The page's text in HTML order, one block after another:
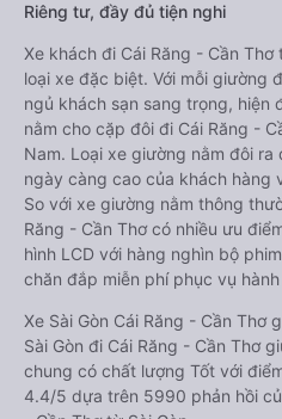
Riêng tư, đầy đủ tiện nghi
Xe khách đi Cái Răng - Cần
loại xe đặc biệt. Với mỗi giường
ngủ khách sạn sang trọng, hiện
nằm cho cặp đôi đi Cái Răng -
Nam. Loại xe giường nằm đôi
ngày càng cao của khách hàng
So với xe giường nằm thông
Răng - Cần Thơ có nhiều ưu
hình LCD với hàng nghìn bộ
chăn đắp miễn phí phục vụ
Xe Sài Gòn Cái Răng - Cần Thơ
Sài Gòn đi Cái Răng - Cần Thơ
chung có chất lượng Tốt với
4.4/5 dựa trên 5990 phản hồi